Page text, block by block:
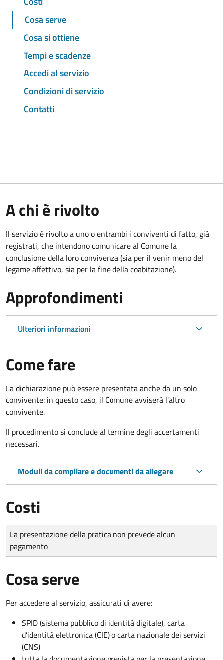
Cosa serve
Cosa si ottiene
Tempi e scadenze
Accedi al servizio
Condizioni di servizio
Contatti
A chi è rivolto
Il servizio è rivolto a uno o entrambi i conviventi di fatto, già
registrati, che intendono comunicare al Comune la
conclusione della loro convivenza (sia per il venir meno del
legame affettivo, sia per la fine della coabitazione).
Approfondimenti
Ulteriori informazioni
Come fare
La dichiarazione può essere presentata anche da un solo
convivente: in questo caso, il Comune avviserà l'altro
convivente.
Il procedimento si conclude al termine degli accertamenti
necessari.
Moduli da compilare e documenti da allegare
Costi
Tipo di pagamento
Importo
La presentazione della pratica non prevede alcun
pagamento
Cosa serve
Per accedere al servizio, assicurati di avere:
SPID (sistema pubblico di identità digitale), carta
d’identità elettronica (CIE) o carta nazionale dei servizi
(CNS)